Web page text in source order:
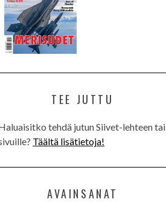
TEE JUTTU
tehdä jutun Siivet-lehteen tai
Täältä lisätietoja!
AVAINSANAT